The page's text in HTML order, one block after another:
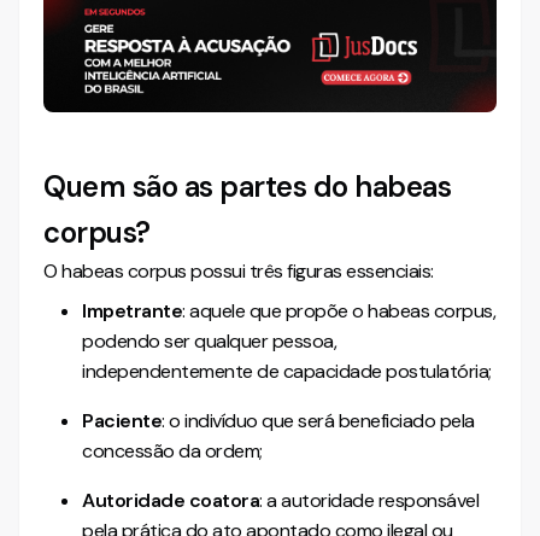
Quem são as partes do habeas
corpus?
O habeas corpus possui três figuras essenciais:
Impetrante: aquele que propõe o habeas corpus,
podendo ser qualquer pessoa,
independentemente de capacidade postulatória;
Paciente: o indivíduo que será beneficiado pela
concessão da ordem;
Autoridade coatora: a autoridade responsável
pela prática do ato apontado como ilegal ou